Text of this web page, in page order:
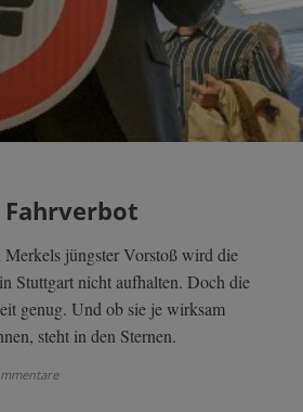
Fahrverbot
jüngster Vorstoß wird die
Stuttgart nicht aufhalten. Doch die
genug. Und ob sie je wirksam
steht in den Sternen.